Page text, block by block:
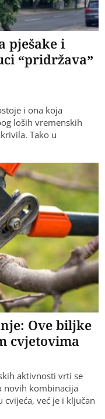
pješake i
“pridržava”
i ona koja
loših vremenskih
Tako u
Ove biljke
cvjetovima
aktivnosti vrti se
novih kombinacija
cvijeća, već je i ključan